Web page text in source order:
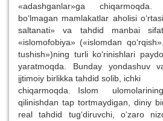
«adashganlar»ga
bo‘lmagan mamlakatlar aholisi
saltanati» va tahdid manbai
«islomofobiya» («islomdan
tushish»)ning turli ko‘rinishlari
yaratmoqda. Bunday yondashuv
ijtimoiy birlikka tahdid solib, ichki
chiqarmoqda. Islom
qilinishdan tap tortmaydigan, diniy
real tahdid tug‘diruvchi, o‘zaro